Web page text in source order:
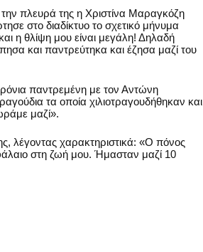
πλευρά της η Χριστίνα Μαραγκόζη
στο διαδίκτυο το σχετικό μήνυμα
η θλίψη μου είναι μεγάλη! Δηλαδή
και παντρεύτηκα και έζησα μαζί του
παντρεμένη με τον Αντώνη
τα οποία χιλιοτραγουδήθηκαν και
μαζί».
λέγοντας χαρακτηριστικά: «Ο πόνος
στη ζωή μου. Ήμασταν μαζί 10